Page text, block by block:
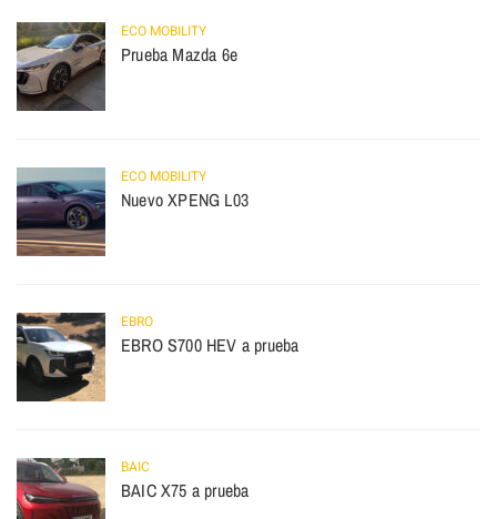
ECO MOBILITY
Prueba Mazda 6e
ECO MOBILITY
Nuevo XPENG L03
EBRO
EBRO S700 HEV a prueba
BAIC
BAIC X75 a prueba